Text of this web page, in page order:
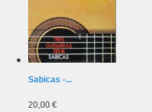
Sabicas -...
20,00 €